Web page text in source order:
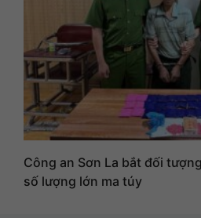
Công an Sơn La bắt đối
số lượng lớn ma túy